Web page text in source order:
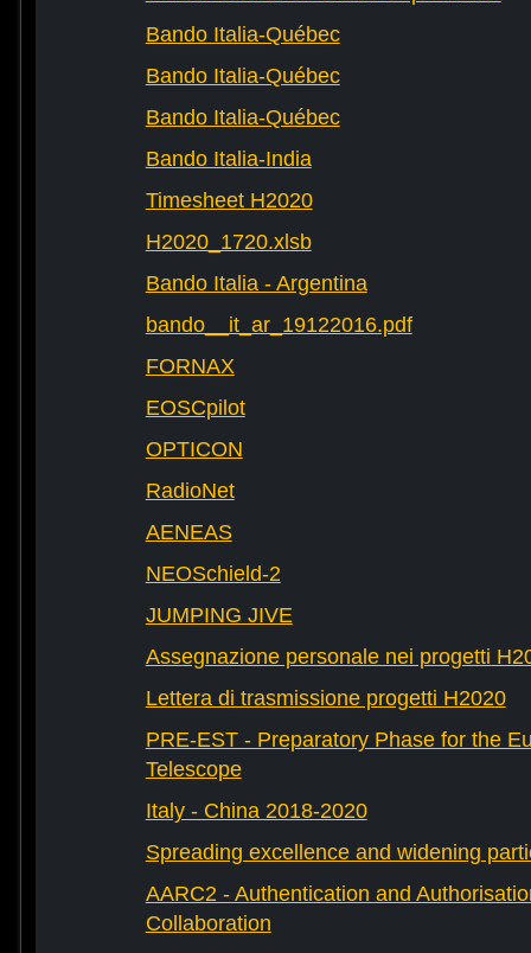
Bando Italia-Québec
Bando Italia-Québec
Bando Italia-Québec
Bando Italia-India
Timesheet H2020
H2020_1720.xlsb
Bando Italia - Argentina
bando__it_ar_19122016.pdf
FORNAX
EOSCpilot
OPTICON
RadioNet
AENEAS
NEOSchield-2
JUMPING JIVE
Assegnazione personale nei progetti
Lettera di trasmissione progetti H2020
PRE-EST - Preparatory Phase for the
Telescope
Italy - China 2018-2020
Spreading excellence and widening
AARC2 - Authentication and
Collaboration